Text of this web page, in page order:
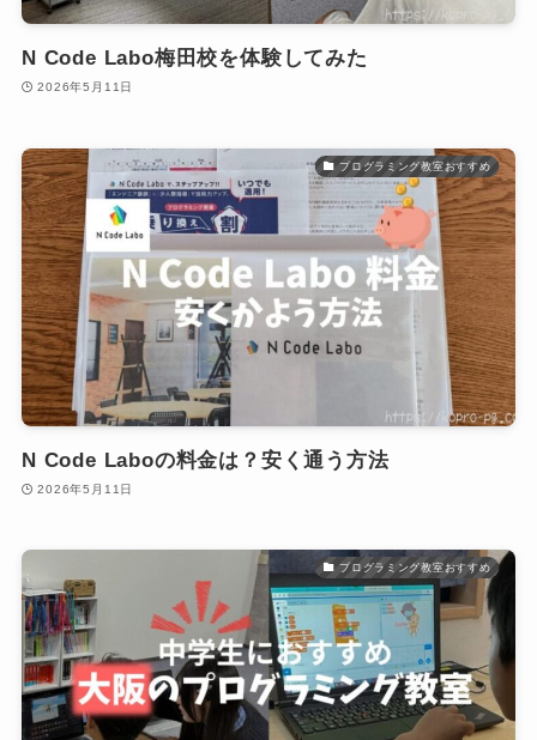
N Code Labo梅田校を体験してみた
2026年5月11日
プログラミング教室おすすめ
N Code Laboの料金は？安く通う方法
2026年5月11日
プログラミング教室おすすめ